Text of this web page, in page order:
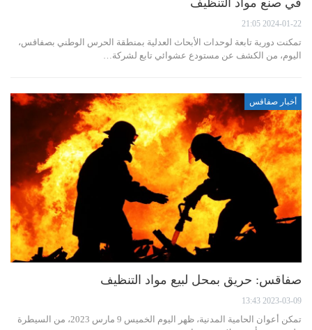
في صنع مواد التنظيف
2024-01-22 21:05
تمكنت دورية تابعة لوحدات الأبحاث العدلية بمنطقة الحرس الوطني بصفاقس،
اليوم، من الكشف عن مستودع عشوائي تابع لشركة…
أخبار صفاقس
صفاقس: حريق بمحل لبيع مواد التنظيف
2023-03-09 13:43
تمكن أعوان الحامية المدنية، ظهر اليوم الخميس 9 مارس 2023، من السيطرة